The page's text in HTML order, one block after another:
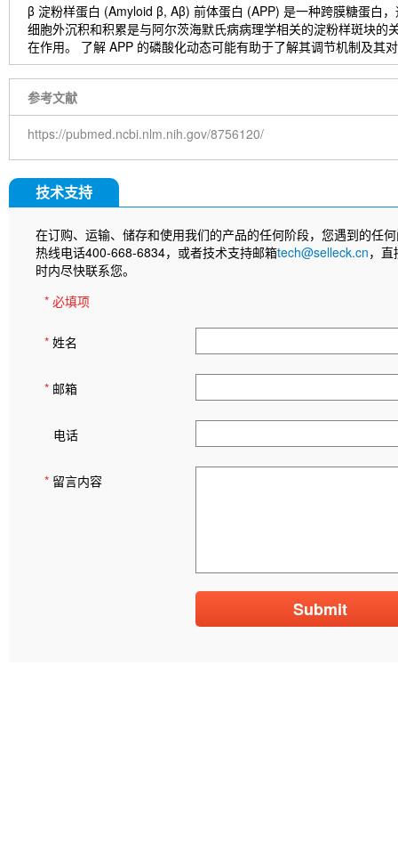
β 淀粉样蛋白 (Amyloid β, Aβ) 前体蛋白 (APP) 是一种跨膜糖蛋白
细胞外沉积和积累是与阿尔茨海默氏病病理学相关的淀粉样斑块
在作用。 了解 APP 的磷酸化动态可能有助于了解其调节机制及其
参考文献
https://pubmed.ncbi.nlm.nih.gov/8756120/
技术支持
在订购、运输、储存和使用我们的产品的任何阶段，您遇到的任
热线电话400-668-6834，或者技术支持邮箱tech@selleck.cn，
时内尽快联系您。
* 必填项
* 姓名
* 邮箱
电话
* 留言内容